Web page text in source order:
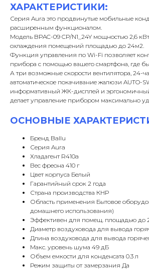
ХАРАКТЕРИСТИКИ:
Серия Aura это продвинутые мобильные
расширенным функционалом.
Модель BPAC-09 CP/N1_24Y мощностью 2,6
охлаждения помещений площадью до 24м2.
Функция управления по Wi-Fi позволяет
прибора с помощью вашего смартфона, где
А три возможные скорости вентилятора, 24-
автоматическое покачивание жалюзи AUTO-
информативный ЖК-дисплей и эргономичный
делает управление прибором максимально
ОСНОВНЫЕ
Бренд Ballu
Серия Aura
Хладагент R410a
Вес фреона 410 г
Цвет корпуса Белый
Гарантийный срок 2 года
Страна производства КНР
Область применения Бытовое
домашнего использования)
Эффективен для помещ. площадью до
Диаметр воздуховода для вывода
Длина воздуховода для вывода
Макс. уровень шума 49 дБ
Объем емкости для конденсата 0.3 л
Режим защиты от замерзания Да